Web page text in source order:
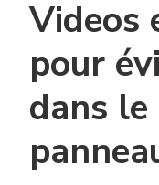
Videos
pour
dans le